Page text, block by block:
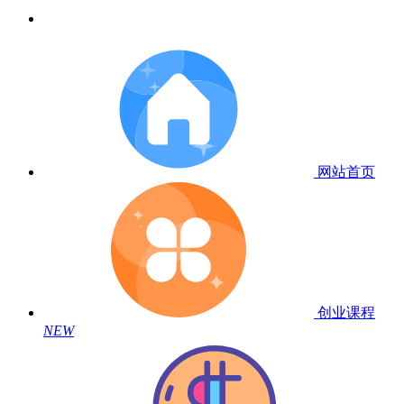
网站首页
创业课程
NEW